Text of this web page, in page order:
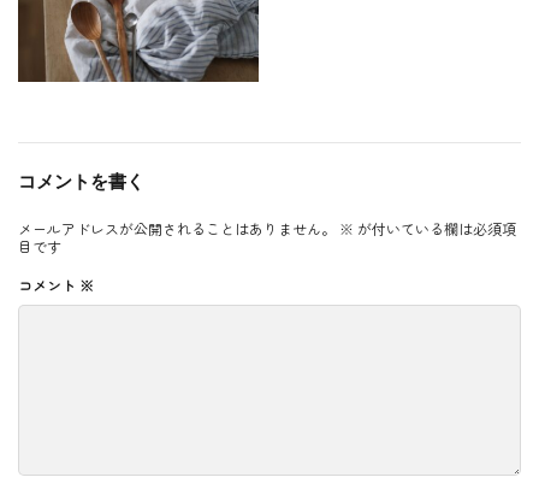
コメントを書く
メールアドレスが公開されることはありません。 ※ が付いている欄は必須項
目です
コメント ※